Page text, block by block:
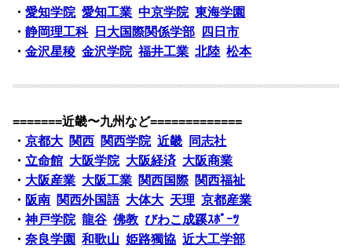
・愛知学院 愛知工業 中京学院 東海学園
・静岡理工科 日大国際関係学部
四日市
・金沢星稜 金沢学院 福井工業 北陸 松本
=======近畿〜九州など=============
・京都大 関西 関西学院 近畿
同志社
・ 立命館 大阪学院 大阪経済 大阪商業
・ 大阪産業 大阪工業 関西国際 関西福祉
・ 阪南 関西外国語 大体大 天理 京都産業
・神戸学院 龍谷 佛教 びわこ成蹊ｽﾎﾟｰﾂ
・奈良学園 和歌山 姫路獨協 近大工学部